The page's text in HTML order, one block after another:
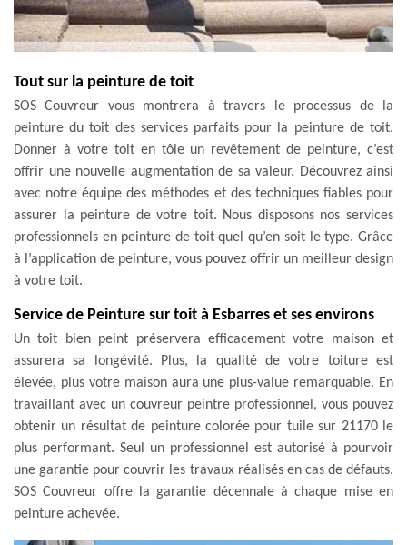
Tout sur la peinture de toit
SOS Couvreur vous montrera à travers le processus de la
peinture du toit des services parfaits pour la peinture de toit.
Donner à votre toit en tôle un revêtement de peinture, c’est
offrir une nouvelle augmentation de sa valeur. Découvrez ainsi
avec notre équipe des méthodes et des techniques fiables pour
assurer la peinture de votre toit. Nous disposons nos services
professionnels en peinture de toit quel qu’en soit le type. Grâce
à l’application de peinture, vous pouvez offrir un meilleur design
à votre toit.
Service de Peinture sur toit à Esbarres et ses environs
Un toit bien peint préservera efficacement votre maison et
assurera sa longévité. Plus, la qualité de votre toiture est
élevée, plus votre maison aura une plus-value remarquable. En
travaillant avec un couvreur peintre professionnel, vous pouvez
obtenir un résultat de peinture colorée pour tuile sur 21170 le
plus performant. Seul un professionnel est autorisé à pourvoir
une garantie pour couvrir les travaux réalisés en cas de défauts.
SOS Couvreur offre la garantie décennale à chaque mise en
peinture achevée.